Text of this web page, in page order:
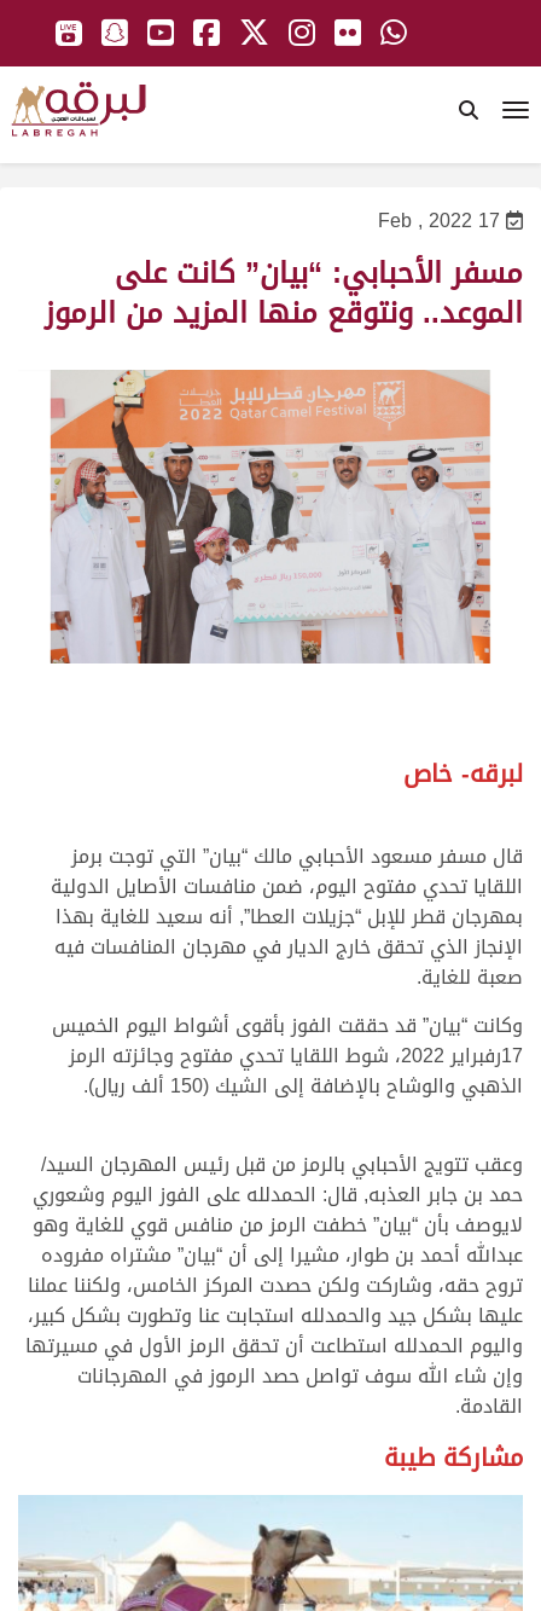
17 Feb , 2022
مسفر الأحبابي: “بيان” كانت على
الموعد.. ونتوقع منها المزيد من الرموز
لبرقه- خاص
قال مسفر مسعود الأحبابي مالك “بيان” التي توجت برمز
اللقايا تحدي مفتوح اليوم، ضمن منافسات الأصايل الدولية
بمهرجان قطر للإبل “جزيلات العطا”, أنه سعيد للغاية بهذا
الإنجاز الذي تحقق خارج الديار في مهرجان المنافسات فيه
صعبة للغاية.
وكانت “بيان” قد حققت الفوز بأقوى أشواط اليوم الخميس
17رفبراير 2022، شوط اللقايا تحدي مفتوح وجائزته الرمز
الذهبي والوشاح بالإضافة إلى الشيك (150 ألف ريال).
وعقب تتويج الأحبابي بالرمز من قبل رئيس المهرجان السيد/
حمد بن جابر العذبه, قال: الحمدلله على الفوز اليوم وشعوري
لايوصف بأن “بيان” خطفت الرمز من منافس قوي للغاية وهو
عبدالله أحمد بن طوار، مشيرا إلى أن “بيان” مشتراه مفروده
تروح حقه، وشاركت ولكن حصدت المركز الخامس، ولكننا عملنا
عليها بشكل جيد والحمدلله استجابت عنا وتطورت بشكل كبير،
واليوم الحمدلله استطاعت أن تحقق الرمز الأول في مسيرتها
وإن شاء الله سوف تواصل حصد الرموز في المهرجانات
القادمة.
مشاركة طيبة